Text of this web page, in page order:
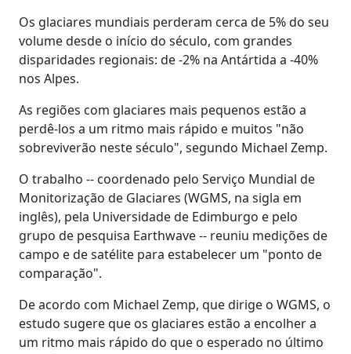
Os glaciares mundiais perderam cerca de 5% do seu
volume desde o início do século, com grandes
disparidades regionais: de -2% na Antártida a -40%
nos Alpes.
As regiões com glaciares mais pequenos estão a
perdê-los a um ritmo mais rápido e muitos "não
sobreviverão neste século", segundo Michael Zemp.
O trabalho -- coordenado pelo Serviço Mundial de
Monitorização de Glaciares (WGMS, na sigla em
inglês), pela Universidade de Edimburgo e pelo
grupo de pesquisa Earthwave -- reuniu medições de
campo e de satélite para estabelecer um "ponto de
comparação".
De acordo com Michael Zemp, que dirige o WGMS, o
estudo sugere que os glaciares estão a encolher a
um ritmo mais rápido do que o esperado no último